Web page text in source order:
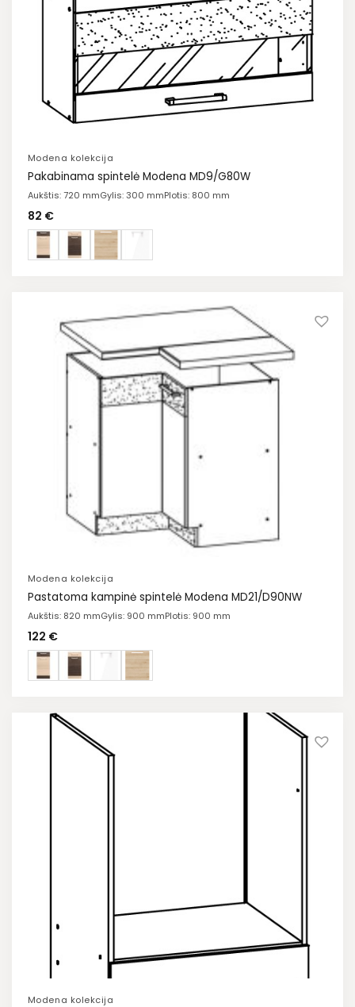
Modena kolekcija
Pakabinama spintelė Modena MD9/G80W
Aukštis: 720 mmGylis: 300 mmPlotis: 800 mm
82 €
Modena kolekcija
Pastatoma kampinė spintelė Modena MD21/D90NW
Aukštis: 820 mmGylis: 900 mmPlotis: 900 mm
122 €
Modena kolekcija